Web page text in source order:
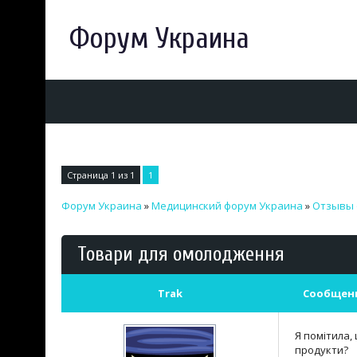
Форум Украина
Страница 1 из 1 1
Форум Украина »Медицинский форум Украина »Отзывы
Товари для омолодження
Trak
Я
продукти?